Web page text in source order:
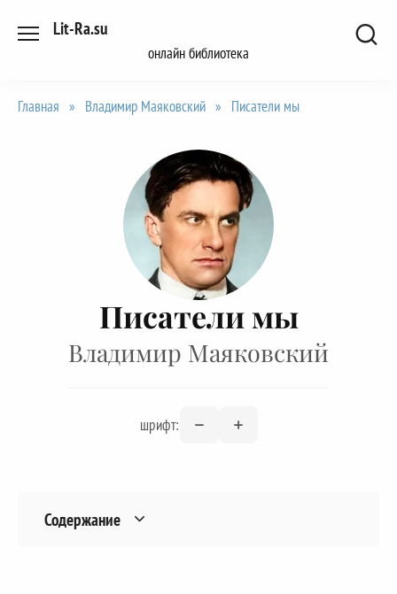
Lit-Ra.su
онлайн библиотека
Главная » Владимир Маяковский » Писатели мы
Писатели мы
Владимир Маяковский
шрифт:
Содержание